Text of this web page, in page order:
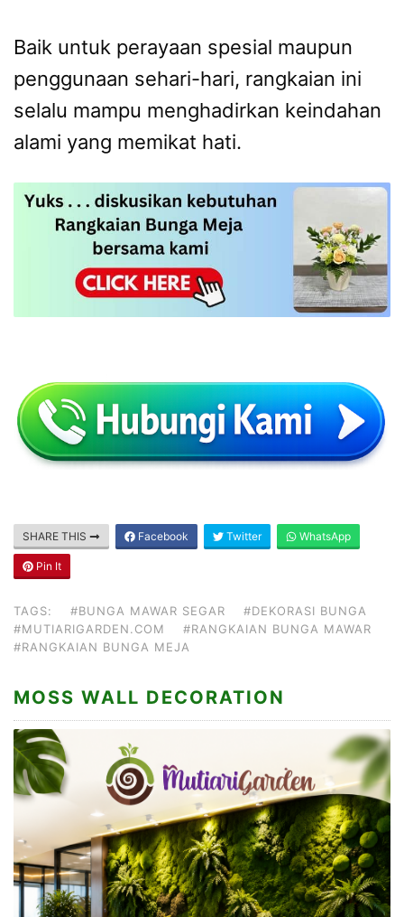
Baik untuk perayaan spesial maupun
penggunaan sehari-hari, rangkaian ini
selalu mampu menghadirkan keindahan
alami yang memikat hati.
SHARE THIS Facebook Twitter WhatsApp
Pin It
TAGS: #BUNGA MAWAR SEGAR
#DEKORASI BUNGA
#MUTIARIGARDEN.COM
#RANGKAIAN BUNGA MAWAR
#RANGKAIAN BUNGA MEJA
MOSS WALL DECORATION